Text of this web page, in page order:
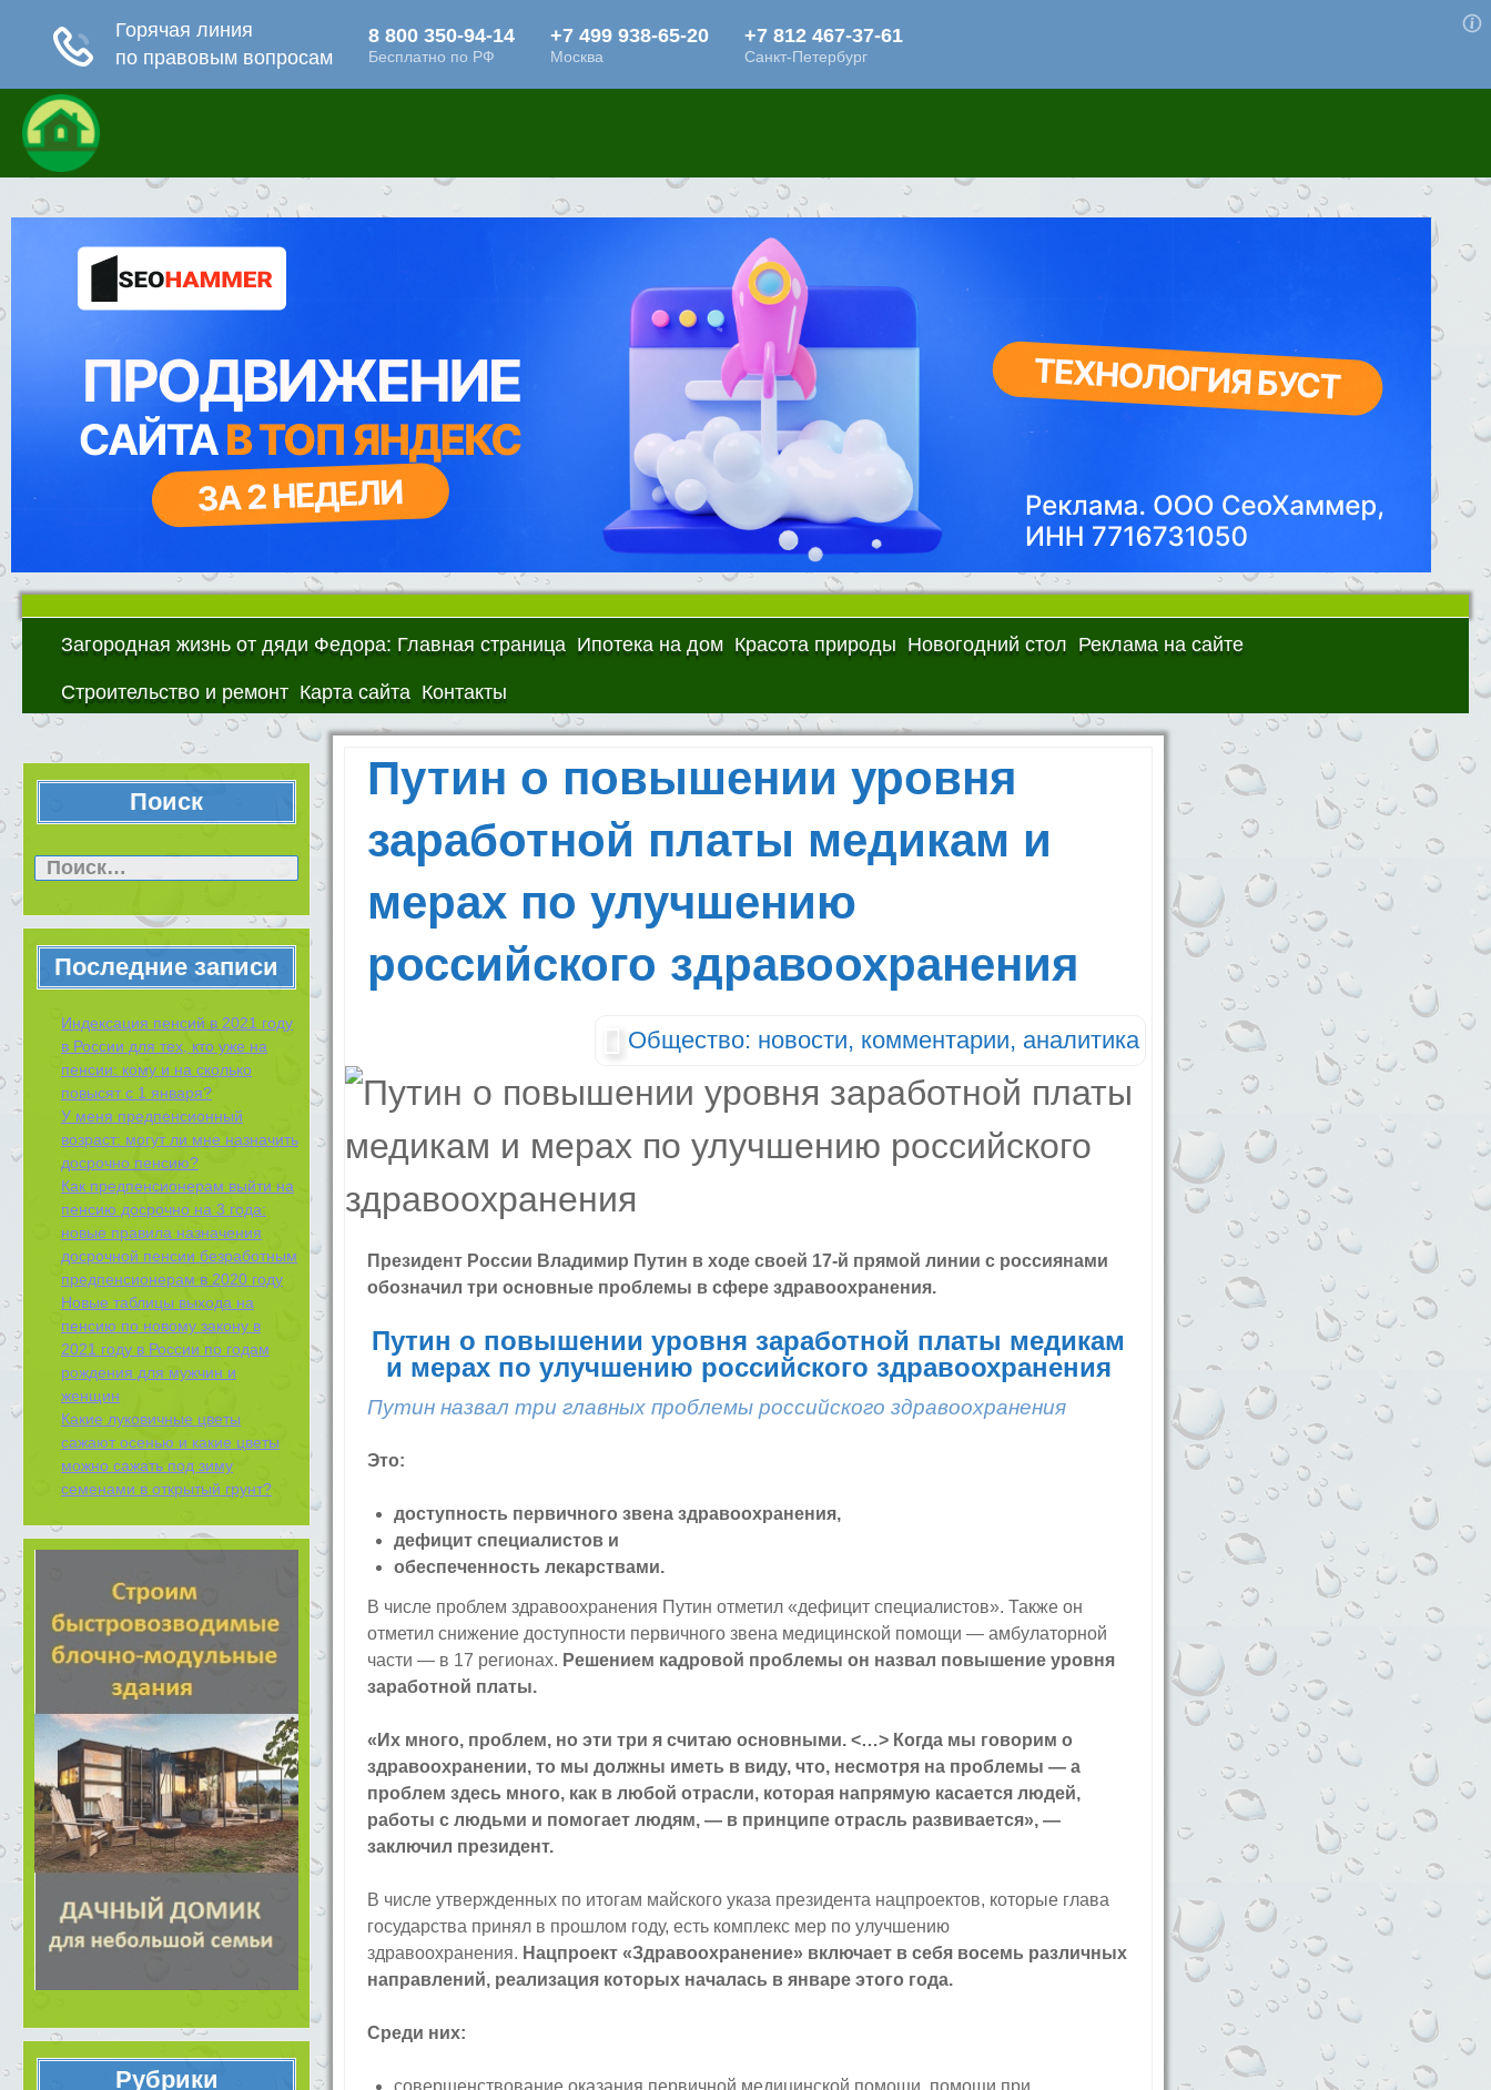
Загородная жизнь от дяди Федора: Главная страница Ипотека на дом Красота природы Новогодний стол Реклама на сайте
Строительство и ремонт Карта сайта Контакты
Поиск
Последние записи
Индексация пенсий в 2021 году
в России для тех, кто уже на
пенсии: кому и на сколько
повысят с 1 января?
У меня предпенсионный
возраст: могут ли мне назначить
досрочно пенсию?
Как предпенсионерам выйти на
пенсию досрочно на 3 года:
новые правила назначения
досрочной пенсии безработным
предпенсионерам в 2020 году
Новые таблицы выхода на
пенсию по новому закону в
2021 году в России по годам
рождения для мужчин и
женщин
Какие луковичные цветы
сажают осенью и какие цветы
можно сажать под зиму
семенами в открытый грунт?
Рубрики
Путин о повышении уровня
заработной платы медикам и
мерах по улучшению
российского здравоохранения
Общество: новости, комментарии, аналитика
Президент России Владимир Путин в ходе своей 17-й прямой линии с россиянами
обозначил три основные проблемы в сфере здравоохранения.
Путин о повышении уровня заработной платы медикам
и мерах по улучшению российского здравоохранения
Путин назвал три главных проблемы российского здравоохранения
Это:
доступность первичного звена здравоохранения,
дефицит специалистов и
обеспеченность лекарствами.
В числе проблем здравоохранения Путин отметил «дефицит специалистов». Также он
отметил снижение доступности первичного звена медицинской помощи — амбулаторной
части — в 17 регионах. Решением кадровой проблемы он назвал повышение уровня
заработной платы.
«Их много, проблем, но эти три я считаю основными. <…> Когда мы говорим о
здравоохранении, то мы должны иметь в виду, что, несмотря на проблемы — а
проблем здесь много, как в любой отрасли, которая напрямую касается людей,
работы с людьми и помогает людям, — в принципе отрасль развивается», —
заключил президент.
В числе утвержденных по итогам майского указа президента нацпроектов, которые глава
государства принял в прошлом году, есть комплекс мер по улучшению
здравоохранения. Нацпроект «Здравоохранение» включает в себя восемь различных
направлений, реализация которых началась в январе этого года.
Среди них: